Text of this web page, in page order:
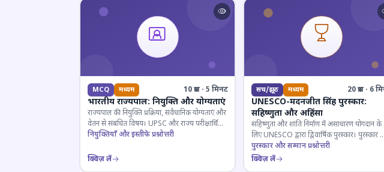
MCQ मध्यम 10 प्रश्न · 5 मिनट
भारतीय राज्यपाल: नियुक्ति और योग्यताएं
राज्यपाल की नियुक्ति प्रक्रिया, संवैधानिक योग्यताएं और
वेतन से संबंधित विषय। UPSC और राज्य परीक्षार्थियों
के लिए महत्वपूर्ण।
नियुक्तियाँ और इस्तीफे प्रश्नोत्तरी
क्विज़ लें
सच/झूठ मध्यम 20 प्रश्न · 6
UNESCO-मदनजीत सिंह पुरस्कार:
सहिष्णुता और अहिंसा
सहिष्णुता और शांति निर्माण में असाधारण योगदान के
लिए UNESCO द्वारा द्विवार्षिक पुरस्कार। पुरस्कार का
इतिहास और प्राप्तकर्ता।
पुरस्कार और सम्मान प्रश्नोत्तरी
क्विज़ लें